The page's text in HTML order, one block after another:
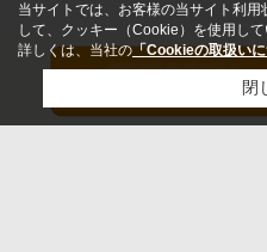
当サイトでは、お客様の当サイト利
して、クッキー（Cookie）を使用して
詳しくは、当社の「Cookieの取扱い
閉